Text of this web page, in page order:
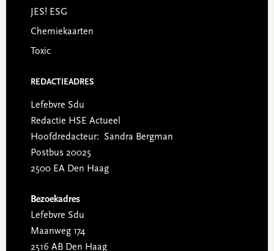
JES! ESG
Chemiekaarten
Toxic
REDACTIEADRES
Lefebvre Sdu
Redactie HSE Actueel
Hoofdredacteur: Sandra Bergman
Postbus 20025
2500 EA Den Haag
Bezoekadres
Lefebvre Sdu
Maanweg 174
2516 AB Den Haag